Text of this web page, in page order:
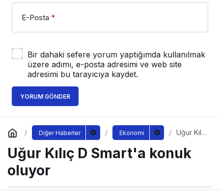
E-Posta *
Bir dahaki sefere yorum yaptığımda kullanılmak
üzere adımı, e-posta adresimi ve web site
adresimi bu tarayıcıya kaydet.
YORUM GÖNDER
Diğer Haberler Ekonomi
Uğur Kılıç
konuk
oluyor
Uğur Kılıç D Smart'a konuk
oluyor